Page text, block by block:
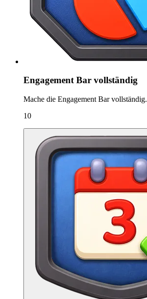
Engagement Bar vollständig
Mache die Engagement Bar vollständig.
10